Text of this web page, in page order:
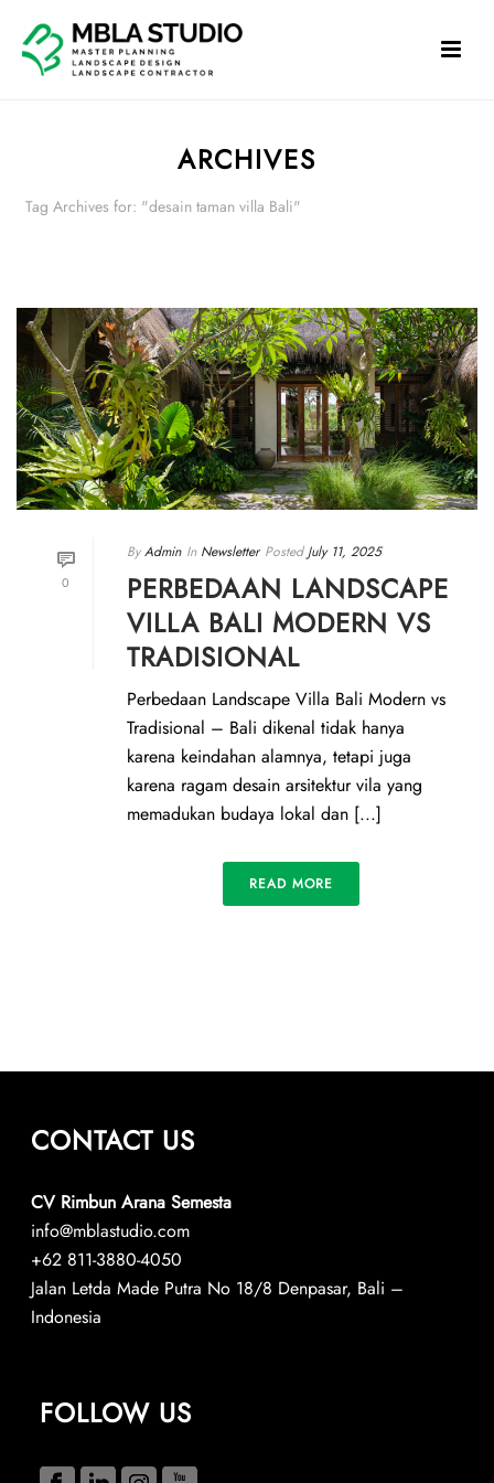
ARCHIVES
Tag Archives for: "desain taman villa Bali"
0
By Admin In Newsletter Posted July 11, 2025
PERBEDAAN LANDSCAPE
VILLA BALI MODERN VS
TRADISIONAL
Perbedaan Landscape Villa Bali Modern vs
Tradisional – Bali dikenal tidak hanya
karena keindahan alamnya, tetapi juga
karena ragam desain arsitektur vila yang
memadukan budaya lokal dan [...]
READ MORE
CONTACT US
CV Rimbun Arana Semesta
info@mblastudio.com
+62 811-3880-4050
Jalan Letda Made Putra No 18/8 Denpasar, Bali –
Indonesia
FOLLOW US